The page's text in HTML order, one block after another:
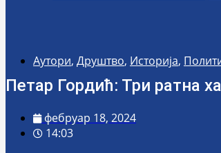
Аутори, Друштво, Историја,
Петар Гордић: Три ратна
фебруар 18, 2024
14:03